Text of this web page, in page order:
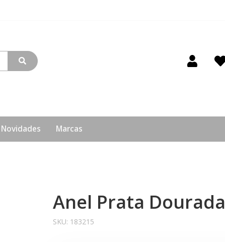
Novidades Marcas
Anel Prata Dourada
SKU: 183215